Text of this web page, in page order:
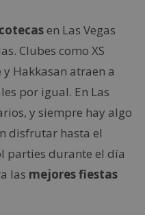
en Las Vegas
Clubes como XS
Hakkasan atraen a
por igual. En Las
y siempre hay algo
disfrutar hasta el
parties durante el día
las mejores fiestas